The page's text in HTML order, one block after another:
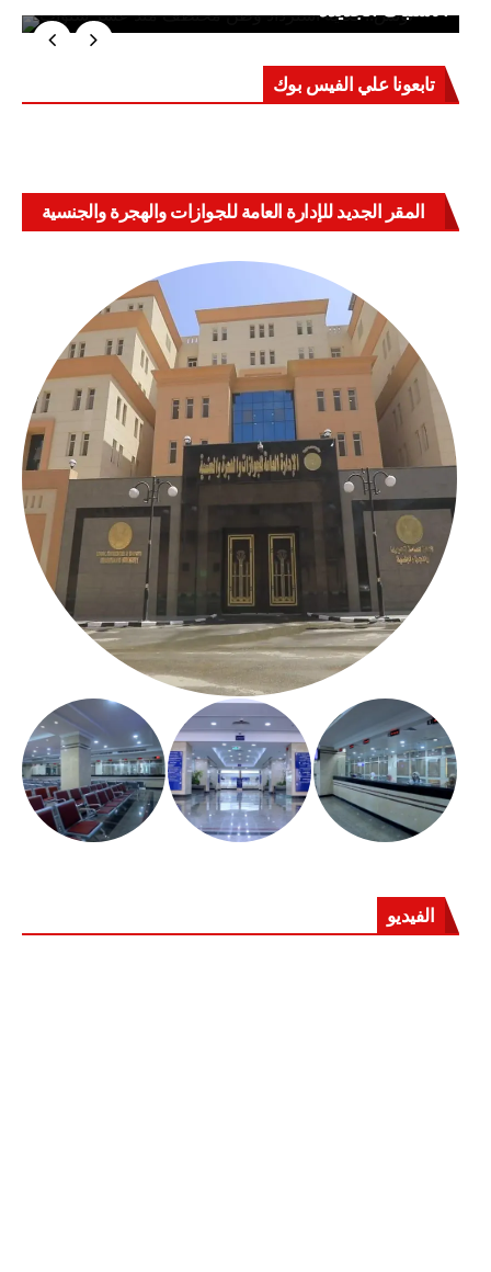
تابعونا علي الفيس بوك
المقر الجديد للإدارة العامة للجوازات والهجرة والجنسية
الفيديو